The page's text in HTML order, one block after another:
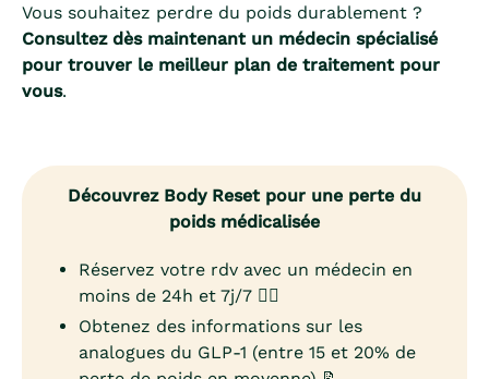
Vous souhaitez perdre du poids durablement ?
Consultez dès maintenant un médecin spécialisé
pour trouver le meilleur plan de traitement pour
vous.
Découvrez Body Reset pour une perte du
poids médicalisée
Réservez votre rdv avec un médecin en
moins de 24h et 7j/7 👨‍⚕️
Obtenez des informations sur les
analogues du GLP-1 (entre 15 et 20% de